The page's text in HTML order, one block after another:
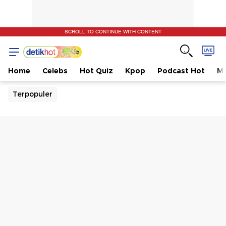
SCROLL TO CONTINUE WITH CONTENT
Home Celebs Hot Quiz Kpop Podcast Hot
Terpopuler